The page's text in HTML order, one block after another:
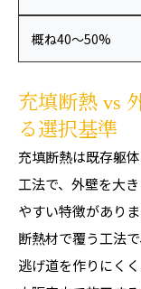
概ね40〜50%
充填断熱 vs
る選択基準
充填断熱は既存躯
工法で、外壁を大
やすい特徴があり
断熱材で覆う工法
逃げ道を作りにく